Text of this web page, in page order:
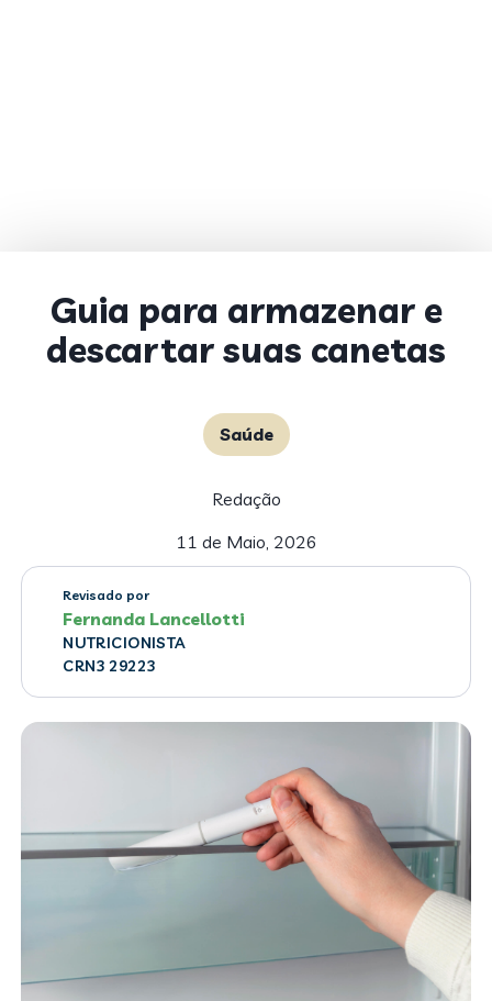
Guia para armazenar e
descartar suas canetas
Saúde
Redação
11 de Maio, 2026
Revisado por
Fernanda Lancellotti
NUTRICIONISTA
CRN3 29223